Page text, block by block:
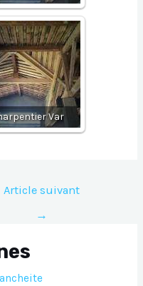
Var
Article suivant
→